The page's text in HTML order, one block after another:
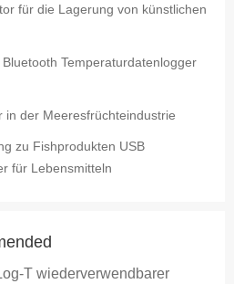
für die Lagerung von künstlichen
Temperaturdatenlogger
in der Meeresfrüchteindustrie
zu Fishprodukten USB
für Lebensmitteln
T wiederverwendbarer